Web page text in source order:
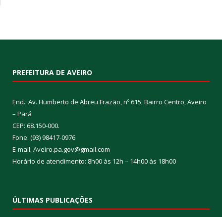
PREFEITURA DE AVEIRO
End.: Av. Humberto de Abreu Frazão, nº 615, Bairro Centro, Aveiro
– Pará
CEP: 68.150-000.
Fone: (93) 98417-0976
E-mail: Aveiro.pa.gov@gmail.com
Horário de atendimento: 8h00 às 12h – 14h00 às 18h00
ÚLTIMAS PUBLICAÇÕES